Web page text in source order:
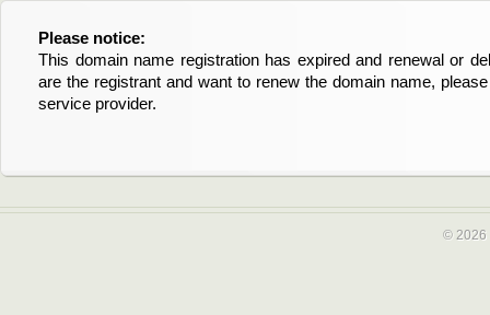
Please notice:
This domain name registration has expired and renewal or
are the registrant and want to renew the domain name,
service provider.
Bitte beachten Sie:
Diese Domainregistrierung ist abgelaufen und die
Domain stehen an. Wenn Sie der Registrant sind und
verlängern möchten, kontaktieren Sie bitte Ihren Service-
© 2026